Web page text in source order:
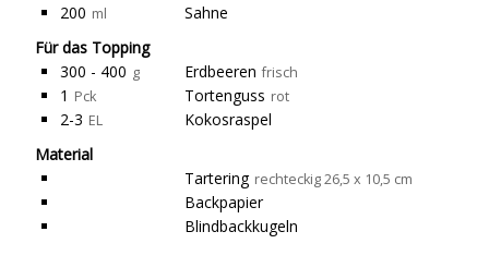
200 ml
Sahne
Für das Topping
300 - 400 g Erdbeeren frisch
1 Pck Tortenguss rot
2-3 EL
Kokosraspel
Material
Tartering rechteckig 26,5 x 10,5 cm
Backpapier
Blindbackkugeln